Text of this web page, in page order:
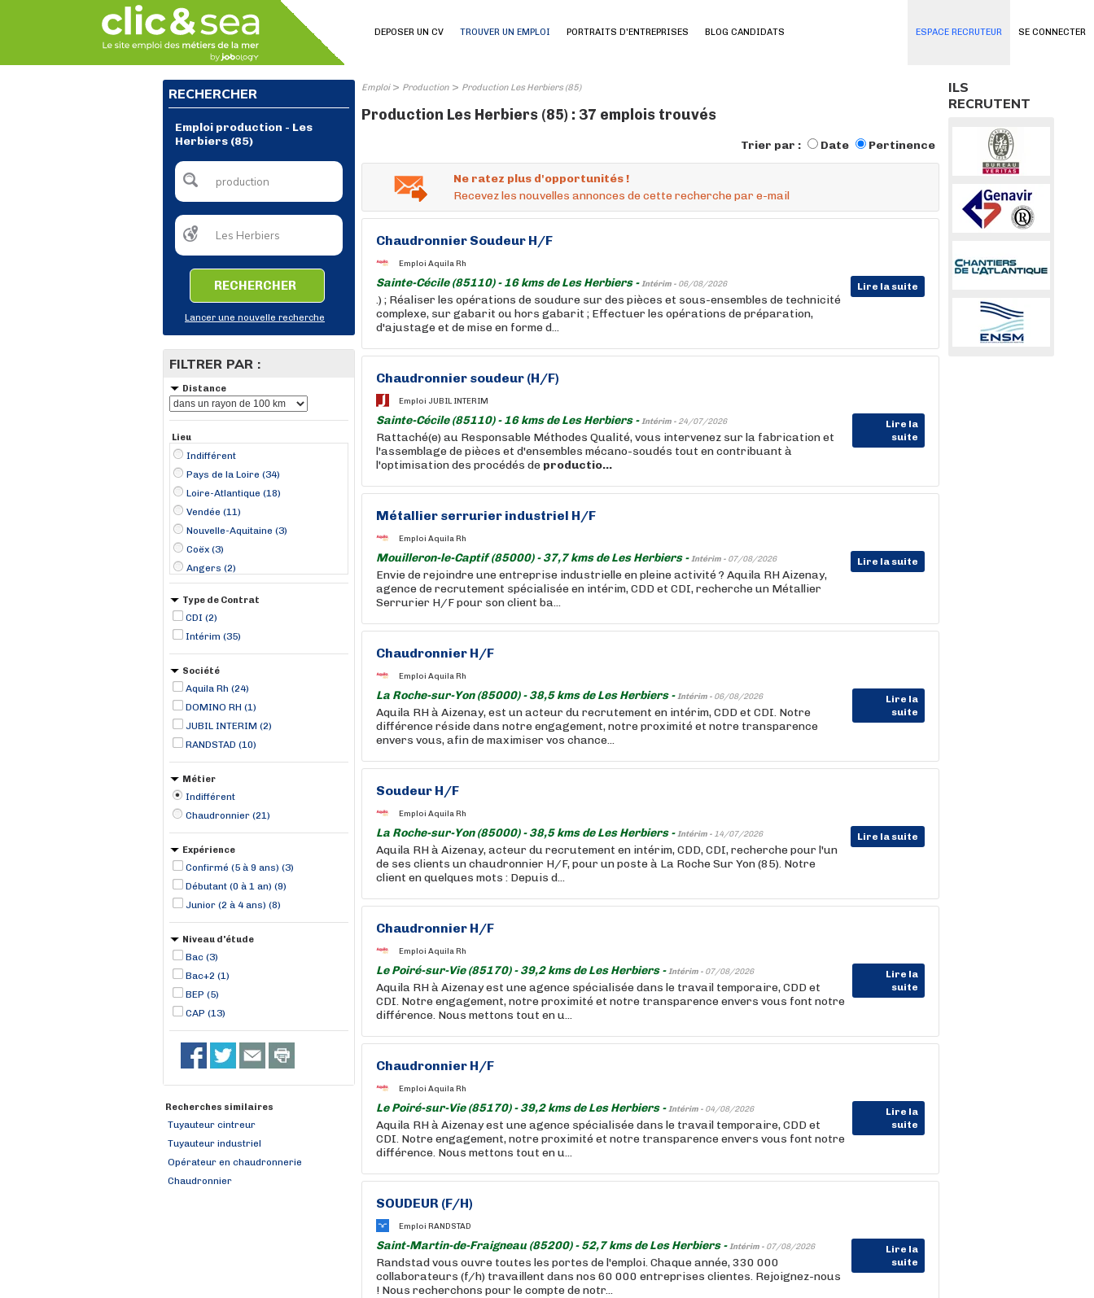
SE CONNECTER
DEPOSER UN CV TROUVER UN EMPLOI PORTRAITS D'ENTREPRISES BLOG CANDIDATS ESPACE RECRUTEUR
RECHERCHER
Emploi production - Les
Herbiers (85)
RECHERCHER
Lancer une nouvelle recherche
FILTRER PAR :
Distance
Lieu
Indifférent
Pays de la Loire (34)
Loire-Atlantique (18)
Vendée (11)
Nouvelle-Aquitaine (3)
Coëx (3)
Angers (2)
Carquefou (2)
Cordemais (2)
La Roche-sur-Yon (2)
Le Poiré-sur-Vie (2)
Type de Contrat
CDI (2)
Intérim (35)
Société
Aquila Rh (24)
DOMINO RH (1)
JUBIL INTERIM (2)
RANDSTAD (10)
Métier
Indifférent
Chaudronnier (21)
Expérience
Confirmé (5 à 9 ans) (3)
Débutant (0 à 1 an) (9)
Junior (2 à 4 ans) (8)
Niveau d'étude
Bac (3)
Bac+2 (1)
BEP (5)
CAP (13)
Recherches similaires
Tuyauteur cintreur
Tuyauteur industriel
Opérateur en chaudronnerie
Chaudronnier
Emploi> Production > Production Les Herbiers (85)
Production Les Herbiers (85) : 37 emplois trouvés
Trier par : Date Pertinence
Ne ratez plus d'opportunités !
Recevez les nouvelles annonces de cette recherche par e-mail
Chaudronnier Soudeur H/F
Emploi Aquila Rh
Sainte-Cécile (85110) - 16 kms de Les Herbiers -Intérim - 06/08/2026 Lire la suite
.) ; Réaliser les opérations de soudure sur des pièces et sous-ensembles de technicité
complexe, sur gabarit ou hors gabarit ; Effectuer les opérations de préparation,
d'ajustage et de mise en forme d...
Chaudronnier soudeur (H/F)
Emploi JUBIL INTERIM
Sainte-Cécile (85110) - 16 kms de Les Herbiers -Intérim - 24/07/2026
Lire la
suite
Rattaché(e) au Responsable Méthodes Qualité, vous intervenez sur la fabrication et
l'assemblage de pièces et d'ensembles mécano-soudés tout en contribuant à
l'optimisation des procédés de productio...
Métallier serrurier industriel H/F
Emploi Aquila Rh
Mouilleron-le-Captif (85000) - 37,7 kms de Les Herbiers -Intérim - 07/08/2026 Lire la suite
Envie de rejoindre une entreprise industrielle en pleine activité ? Aquila RH Aizenay,
agence de recrutement spécialisée en intérim, CDD et CDI, recherche un Métallier
Serrurier H/F pour son client ba...
Chaudronnier H/F
Emploi Aquila Rh
La Roche-sur-Yon (85000) - 38,5 kms de Les Herbiers -Intérim - 06/08/2026
Lire la
suite
Aquila RH à Aizenay, est un acteur du recrutement en intérim, CDD et CDI. Notre
différence réside dans notre engagement, notre proximité et notre transparence
envers vous, afin de maximiser vos chance...
Soudeur H/F
Emploi Aquila Rh
La Roche-sur-Yon (85000) - 38,5 kms de Les Herbiers -Intérim - 14/07/2026 Lire la suite
Aquila RH à Aizenay, acteur du recrutement en intérim, CDD, CDI, recherche pour l'un
de ses clients un chaudronnier H/F, pour un poste à La Roche Sur Yon (85). Notre
client en quelques mots : Depuis d...
Chaudronnier H/F
Emploi Aquila Rh
Le Poiré-sur-Vie (85170) - 39,2 kms de Les Herbiers -Intérim - 07/08/2026
Lire la
suite
Aquila RH à Aizenay est une agence spécialisée dans le travail temporaire, CDD et
CDI. Notre engagement, notre proximité et notre transparence envers vous font notre
différence. Nous mettons tout en u...
Chaudronnier H/F
Emploi Aquila Rh
Le Poiré-sur-Vie (85170) - 39,2 kms de Les Herbiers -Intérim - 04/08/2026
Lire la
suite
Aquila RH à Aizenay est une agence spécialisée dans le travail temporaire, CDD et
CDI. Notre engagement, notre proximité et notre transparence envers vous font notre
différence. Nous mettons tout en u...
SOUDEUR (F/H)
Emploi RANDSTAD
Saint-Martin-de-Fraigneau (85200) - 52,7 kms de Les Herbiers -Intérim - 07/08/2026
Lire la
suite
Randstad vous ouvre toutes les portes de l'emploi. Chaque année, 330 000
collaborateurs (f/h) travaillent dans nos 60 000 entreprises clientes. Rejoignez-nous
! Nous recherchons pour le compte de notr...
ILS
RECRUTENT